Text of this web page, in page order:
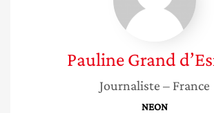
Pauline Grand
Journaliste – France
NEON